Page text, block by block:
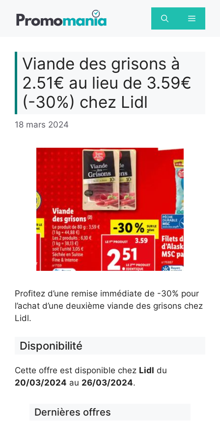
Menu
Viande des grisons à
2.51€ au lieu de 3.59€
(-30%) chez Lidl
18 mars 2024
Profitez d’une remise immédiate de -30% pour
l’achat d’une deuxième viande des grisons chez
Lidl.
Disponibilité
Cette offre est disponible chez Lidl du
20/03/2024 au 26/03/2024.
Dernières offres